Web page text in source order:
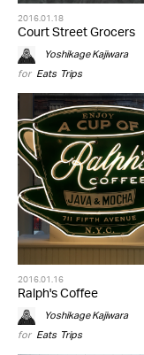
2016.01.18
Court Street Grocers
Yoshikage Kajiwara
for Eats, Trips
2016.01.16
Ralph's Coffee
Yoshikage Kajiwara
for Eats, Trips